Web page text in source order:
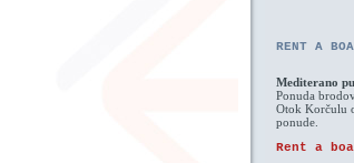
RENT A
Mediterano
Ponuda
Otok Korčulu
ponude.
Rent a